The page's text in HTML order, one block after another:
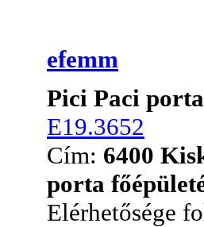
efemm
Pici Paci porta
E19.3652
Cím: 6400
porta
Elérhetősége